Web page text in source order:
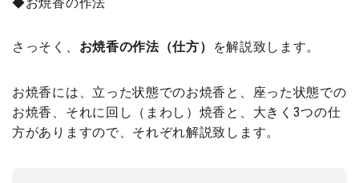
さっそく、 お焼香の作法（仕方） を解説致します。
お焼香には、立った状態でのお焼香と、座った状態での
お焼香、それに回し（まわし）焼香と、大きく3つの仕
方がありますので、それぞれ解説致します。